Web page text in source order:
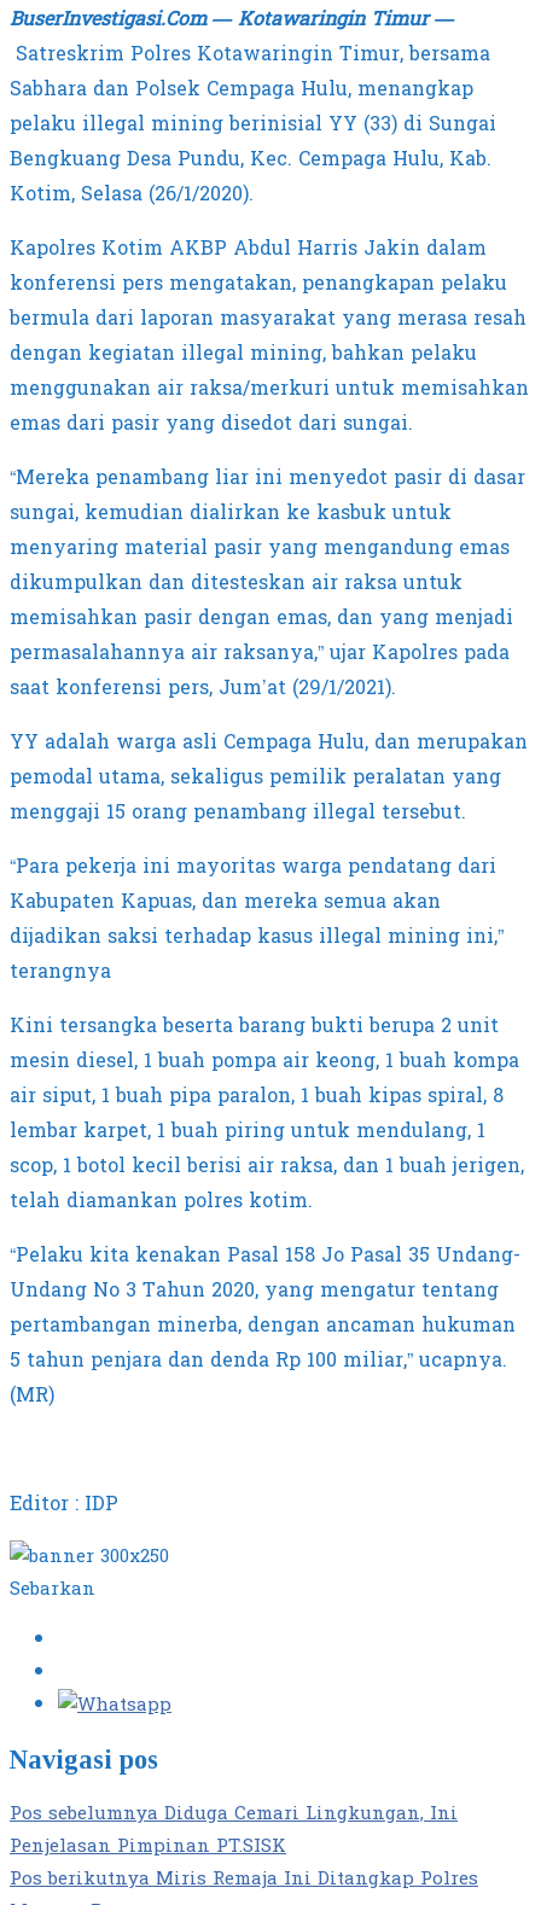
BuserInvestigasi.Com — Kotawaringin Timur —
Satreskrim Polres Kotawaringin Timur, bersama
Sabhara dan Polsek Cempaga Hulu, menangkap
pelaku illegal mining berinisial YY (33) di Sungai
Bengkuang Desa Pundu, Kec. Cempaga Hulu, Kab.
Kotim, Selasa (26/1/2020).
Kapolres Kotim AKBP Abdul Harris Jakin dalam
konferensi pers mengatakan, penangkapan pelaku
bermula dari laporan masyarakat yang merasa resah
dengan kegiatan illegal mining, bahkan pelaku
menggunakan air raksa/merkuri untuk memisahkan
emas dari pasir yang disedot dari sungai.
“Mereka penambang liar ini menyedot pasir di dasar
sungai, kemudian dialirkan ke kasbuk untuk
menyaring material pasir yang mengandung emas
dikumpulkan dan ditesteskan air raksa untuk
memisahkan pasir dengan emas, dan yang menjadi
permasalahannya air raksanya,” ujar Kapolres pada
saat konferensi pers, Jum’at (29/1/2021).
YY adalah warga asli Cempaga Hulu, dan merupakan
pemodal utama, sekaligus pemilik peralatan yang
menggaji 15 orang penambang illegal tersebut.
“Para pekerja ini mayoritas warga pendatang dari
Kabupaten Kapuas, dan mereka semua akan
dijadikan saksi terhadap kasus illegal mining ini,”
terangnya
Kini tersangka beserta barang bukti berupa 2 unit
mesin diesel, 1 buah pompa air keong, 1 buah kompa
air siput, 1 buah pipa paralon, 1 buah kipas spiral, 8
lembar karpet, 1 buah piring untuk mendulang, 1
scop, 1 botol kecil berisi air raksa, dan 1 buah jerigen,
telah diamankan polres kotim.
“Pelaku kita kenakan Pasal 158 Jo Pasal 35 Undang-
Undang No 3 Tahun 2020, yang mengatur tentang
pertambangan minerba, dengan ancaman hukuman
5 tahun penjara dan denda Rp 100 miliar,” ucapnya.
(MR)
Editor : IDP
Sebarkan
Navigasi pos
Pos sebelumnyaDiduga Cemari Lingkungan, Ini
Penjelasan Pimpinan PT.SISK
Pos berikutnyaMiris Remaja Ini Ditangkap Polres